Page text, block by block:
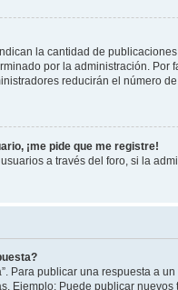
la cantidad de
por la administración.
reducirán el número
¡me pide que me registre!
a través del foro, si la
Para publicar una respuesta a
Ejemplo: Puede publicar nuevos